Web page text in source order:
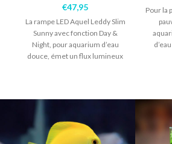
€47,95
La rampe LED Aquel Leddy Slim
Sunny avec fonction Day &
Night, pour aquarium d’eau
douce, émet un flux lumineux
Pour la